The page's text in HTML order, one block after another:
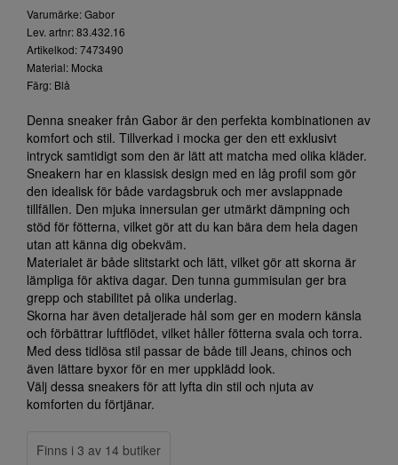
Varumärke: Gabor
Lev. artnr: 83.432.16
Artikelkod: 7473490
Material: Mocka
Färg: Blå
Denna sneaker från Gabor är den perfekta kombinationen av
komfort och stil. Tillverkad i mocka ger den ett exklusivt
intryck samtidigt som den är lätt att matcha med olika kläder.
Sneakern har en klassisk design med en låg profil som gör
den idealisk för både vardagsbruk och mer avslappnade
tillfällen. Den mjuka innersulan ger utmärkt dämpning och
stöd för fötterna, vilket gör att du kan bära dem hela dagen
utan att känna dig obekväm.
Materialet är både slitstarkt och lätt, vilket gör att skorna är
lämpliga för aktiva dagar. Den tunna gummisulan ger bra
grepp och stabilitet på olika underlag.
Skorna har även detaljerade hål som ger en modern känsla
och förbättrar luftflödet, vilket håller fötterna svala och torra.
Med dess tidlösa stil passar de både till Jeans, chinos och
även lättare byxor för en mer uppklädd look.
Välj dessa sneakers för att lyfta din stil och njuta av
komforten du förtjänar.
Finns i 3 av 14 butiker